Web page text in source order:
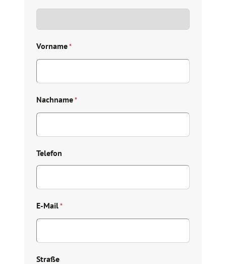
Vorname*
Nachname*
Telefon
E-Mail*
Straße